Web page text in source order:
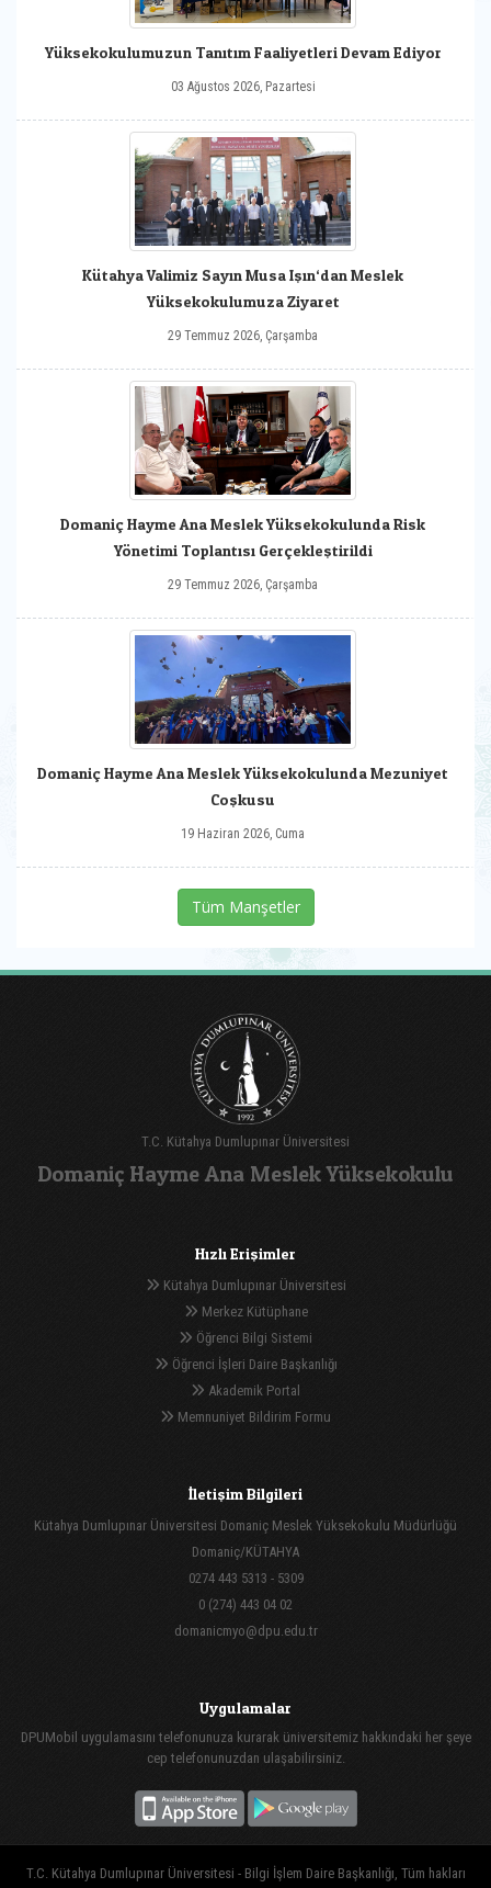
Yüksekokulumuzun Tanıtım Faaliyetleri Devam Ediyor
03 Ağustos 2026, Pazartesi
Kütahya Valimiz Sayın Musa Işın‘dan Meslek
Yüksekokulumuza Ziyaret
29 Temmuz 2026, Çarşamba
Domaniç Hayme Ana Meslek Yüksekokulunda Risk
Yönetimi Toplantısı Gerçekleştirildi
29 Temmuz 2026, Çarşamba
Domaniç Hayme Ana Meslek Yüksekokulunda Mezuniyet
Coşkusu
19 Haziran 2026, Cuma
Tüm Manşetler
T.C. Kütahya Dumlupınar Üniversitesi
Domaniç Hayme Ana Meslek Yüksekokulu
Hızlı Erişimler
Kütahya Dumlupınar Üniversitesi
Merkez Kütüphane
Öğrenci Bilgi Sistemi
Öğrenci İşleri Daire Başkanlığı
Akademik Portal
Memnuniyet Bildirim Formu
İletişim Bilgileri
Kütahya Dumlupınar Üniversitesi Domaniç Meslek Yüksekokulu Müdürlüğü
Domaniç/KÜTAHYA
0274 443 5313 - 5309
0 (274) 443 04 02
domanicmyo@dpu.edu.tr
Uygulamalar
DPUMobil uygulamasını telefonunuza kurarak üniversitemiz hakkındaki her şeye
cep telefonunuzdan ulaşabilirsiniz.
T.C. Kütahya Dumlupınar Üniversitesi - Bilgi İşlem Daire Başkanlığı, Tüm hakları